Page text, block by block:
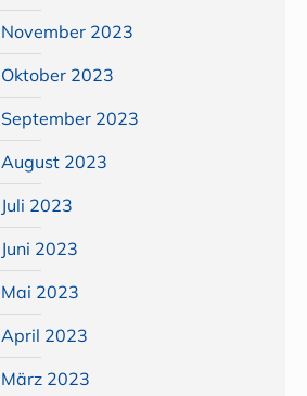
November 2023
Oktober 2023
September 2023
August 2023
Juli 2023
Juni 2023
Mai 2023
April 2023
März 2023